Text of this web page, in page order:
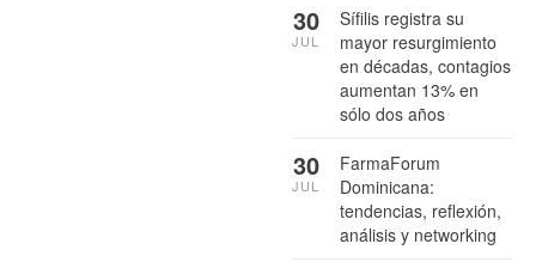
Sífilis registra su
mayor resurgimiento
en décadas, contagios
aumentan 13% en
sólo dos años
30
JUL
FarmaForum
Dominicana:
tendencias, reflexión,
análisis y networking
30
JUL